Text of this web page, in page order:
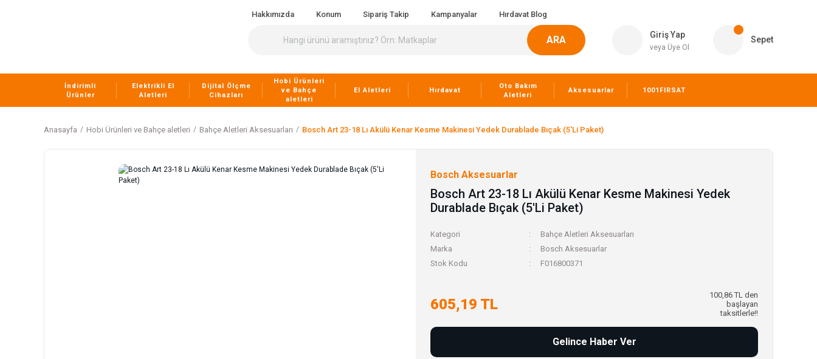
Hakkımızda Konum Sipariş Takip Kampanyalar Hırdavat Blog
ARA Giriş Yap
veya Üye Ol
Sepet
İndirimli
Ürünler
Elektrikli El
Aletleri
Dijital Ölçme
Cihazları
Hobi Ürünleri
ve Bahçe
aletleri
El Aletleri Hırdavat
Oto Bakım
Aletleri
Aksesuarlar 1001FIRSAT
Anasayfa Hobi Ürünleri ve Bahçe aletleri Bahçe Aletleri Aksesuarları Bosch Art 23-18 Lı Akülü Kenar Kesme Makinesi Yedek Durablade Bıçak (5'Li Paket)
Bosch Aksesuarlar
Bosch Art 23-18 Lı Akülü Kenar Kesme Makinesi Yedek
Durablade Bıçak (5'Li Paket)
Kategori
Bahçe Aletleri Aksesuarları
Marka
Bosch Aksesuarlar
Stok Kodu
F016800371
605,19 TL
100,86 TL den
başlayan
taksitlerle!!
Gelince Haber Ver